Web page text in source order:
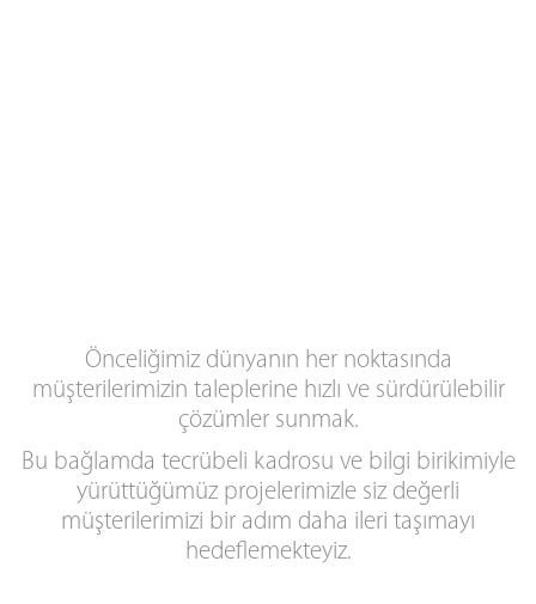
Önceliğimiz dünyanın her noktasında
müşterilerimizin taleplerine hızlı ve sürdürülebilir
çözümler sunmak.
Bu bağlamda tecrübeli kadrosu ve bilgi birikimiyle
yürüttüğümüz projelerimizle siz değerli
müşterilerimizi bir adım daha ileri taşımayı
hedeflemekteyiz.